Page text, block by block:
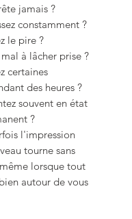
jamais ?
constamment ?
le pire ?
à lâcher prise ?
certaines
des heures ?
souvent en état
?
l'impression
tourne sans
lorsque tout
autour de vous